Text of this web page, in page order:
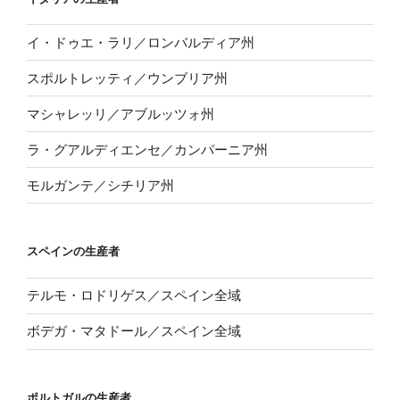
イ・ドゥエ・ラリ／ロンバルディア州
スポルトレッティ／ウンブリア州
マシャレッリ／アブルッツォ州
ラ・グアルディエンセ／カンパーニア州
モルガンテ／シチリア州
スペインの生産者
テルモ・ロドリゲス／スペイン全域
ボデガ・マタドール／スペイン全域